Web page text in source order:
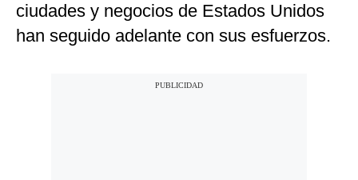
ciudades y negocios de Estados Unidos
han seguido adelante con sus esfuerzos.